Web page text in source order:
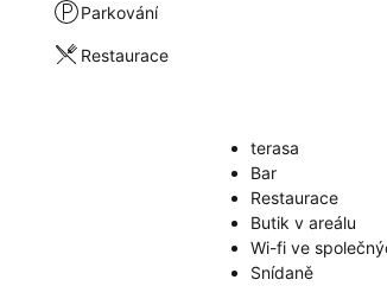
Parkování
Restaurace
terasa
Bar
Restaurace
Butik v areálu
Wi-fi ve
Snídaně